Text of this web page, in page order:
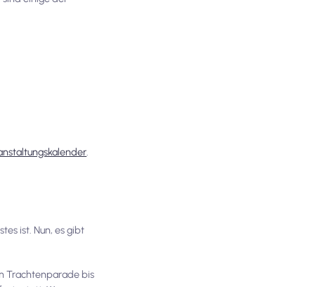
.
ist. Nun, es gibt
Trachtenparade bis